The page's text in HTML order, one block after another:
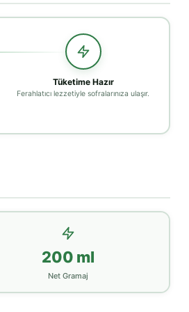
Tüketime Hazır
Ferahlatıcı lezzetiyle sofralarınıza ulaşır.
200 ml
Net Gramaj